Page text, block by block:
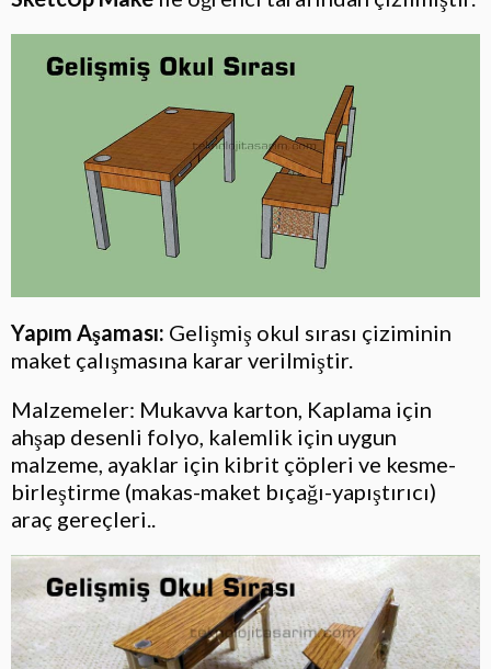
Yapım Aşaması: Gelişmiş okul sırası çiziminin
maket çalışmasına karar verilmiştir.
Malzemeler: Mukavva karton, Kaplama için
ahşap desenli folyo, kalemlik için uygun
malzeme, ayaklar için kibrit çöpleri ve kesme-
birleştirme (makas-maket bıçağı-yapıştırıcı)
araç gereçleri..